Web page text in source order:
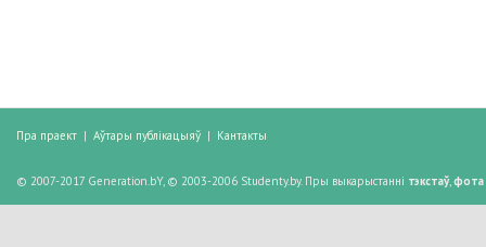
Пра праект | Аўтары публікацыяў | Кантакты
© 2007-2017 Generation.bY, © 2003-2006 Studenty.by. Пры выкарыстанні тэкстаў, фота